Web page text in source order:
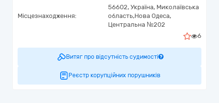
Місцезнаходження:
56602, Україна, Миколаївська
область,Нова Одеса,
Центральна №202
6
Витяг про відсутність судимості
Реєстр корупційних порушників